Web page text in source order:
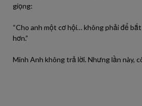
giọng:
“Cho anh một cơ hội… không phải để
hơn.”
Minh Anh không trả lời. Nhưng lần này,